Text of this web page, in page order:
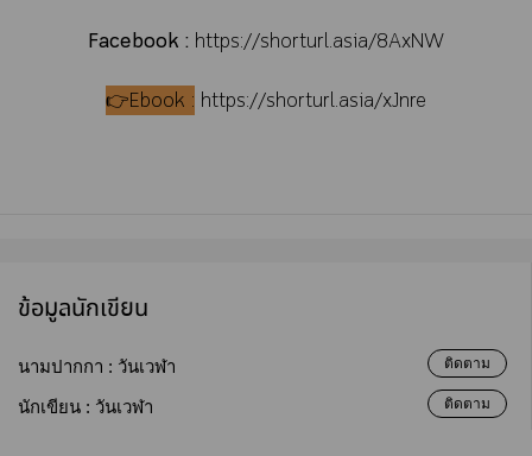
Facebook : https://shorturl.asia/8AxNW
👉Ebook : https://shorturl.asia/xJnre
ข้อมูลนักเขียน
นามปากกา : วันเวฬา ติดตาม
นักเขียน : วันเวฬา ติดตาม